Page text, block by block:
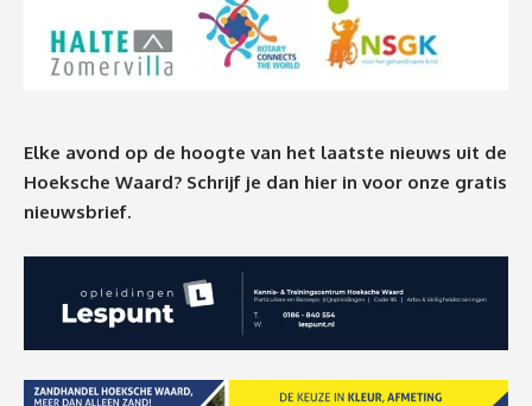
Elke avond op de hoogte van het laatste nieuws uit de
Hoeksche Waard? Schrijf je dan hier in voor onze gratis
nieuwsbrief.